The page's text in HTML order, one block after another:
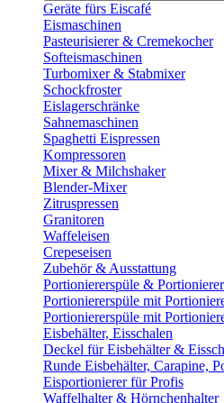
Geräte fürs Eiscafé
Eismaschinen
Pasteurisierer & Cremekocher
Softeismaschinen
Turbomixer & Stabmixer
Schockfroster
Eislagerschränke
Sahnemaschinen
Spaghetti Eispressen
Kompressoren
Mixer & Milchshaker
Blender-Mixer
Zitruspressen
Granitoren
Waffeleisen
Crepeseisen
Zubehör & Ausstattung
Portioniererspüle &
Portioniererspüle mit
Portioniererspüle mit
Eisbehälter, Eisschalen
Deckel für Eisbehälter &
Runde Eisbehälter, Carapine,
Eisportionierer für Profis
Waffelhalter & Hörnchenhalter